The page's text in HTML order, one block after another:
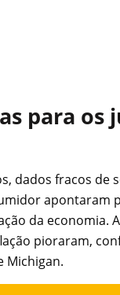
para os
dados fracos de
apontaram
da economia.
pioraram,
Michigan.